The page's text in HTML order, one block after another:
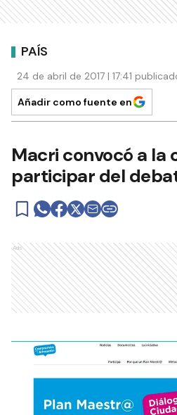
PAÍS
24 de abril de 2017 | 17:41
Añadir como fuente en
Macri convocó a la
participar del
Ads